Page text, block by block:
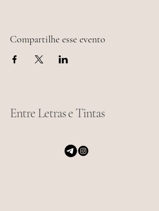
Compartilhe esse evento
Entre Letras e Tintas